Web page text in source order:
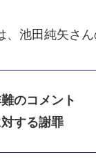
、池田純矢さ
のコメント
する謝罪